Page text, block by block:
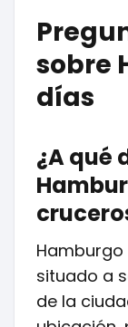
sobre
días
¿A qué
situado a
de la